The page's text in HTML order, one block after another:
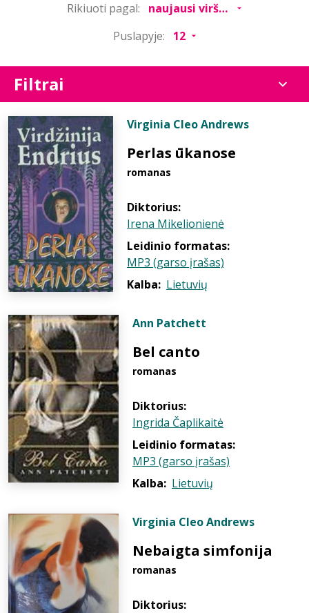
Rikiuoti pagal:
Puslapyje:
Filtrai
Virginia Cleo Andrews
Perlas ūkanose
romanas
Diktorius:
Irena Mikelionienė
Leidinio formatas:
MP3 (garso įrašas)
Kalba: Lietuvių
Ann Patchett
Bel canto
romanas
Diktorius:
Ingrida Čaplikaitė
Leidinio formatas:
MP3 (garso įrašas)
Kalba: Lietuvių
Virginia Cleo Andrews
Nebaigta simfonija
romanas
Diktorius: